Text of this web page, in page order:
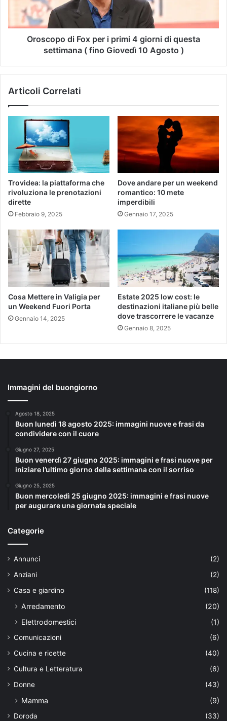
Oroscopo di Fox per i primi 4 giorni di questa
settimana ( fino Giovedì 10 Agosto )
Articoli Correlati
Trovidea: la piattaforma che
rivoluziona le prenotazioni
dirette
Febbraio 9, 2025
Dove andare per un weekend
romantico: 10 mete
imperdibili
Gennaio 17, 2025
Cosa Mettere in Valigia per
un Weekend Fuori Porta
Gennaio 14, 2025
Estate 2025 low cost: le
destinazioni italiane più belle
dove trascorrere le vacanze
Gennaio 8, 2025
Immagini del buongiorno
Agosto 18, 2025
Buon lunedì 18 agosto 2025: immagini nuove e frasi da
condividere con il cuore
Giugno 27, 2025
Buon venerdì 27 giugno 2025: immagini e frasi nuove per
iniziare l’ultimo giorno della settimana con il sorriso
Giugno 25, 2025
Buon mercoledì 25 giugno 2025: immagini e frasi nuove
per augurare una giornata speciale
Categorie
Annunci
(2)
Anziani
(2)
Casa e giardino
(118)
Arredamento
(20)
Elettrodomestici
(1)
Comunicazioni
(6)
Cucina e ricette
(40)
Cultura e Letteratura
(6)
Donne
(43)
Mamma (9)
Doroda
(33)